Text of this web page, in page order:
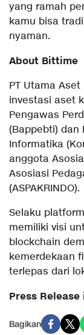
yang ramah
kamu bisa
nyaman.
About Bittime
PT Utama
investasi aset
Pengawas
(Bappebti) dan
Informatika
anggota
Asosiasi
(ASPAKRINDO).
Selaku
memiliki visi
blockchain
kemerdekaan
terlepas dari
Press
Bagikan